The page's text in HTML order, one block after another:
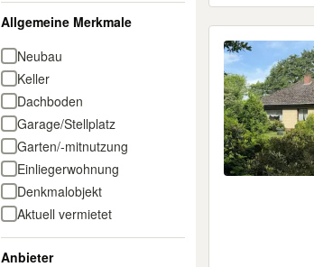
Allgemeine Merkmale
Neubau
Keller
Dachboden
Garage/Stellplatz
Garten/-mitnutzung
Einliegerwohnung
Denkmalobjekt
Aktuell vermietet
Anbieter